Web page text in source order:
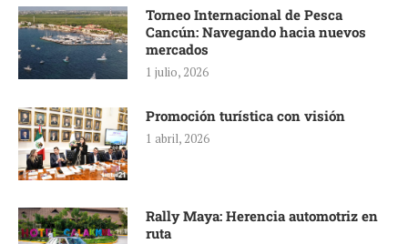
Torneo Internacional de Pesca
Cancún: Navegando hacia nuevos
mercados
1 julio, 2026
Promoción turística con visión
1 abril, 2026
Rally Maya: Herencia automotriz en
ruta